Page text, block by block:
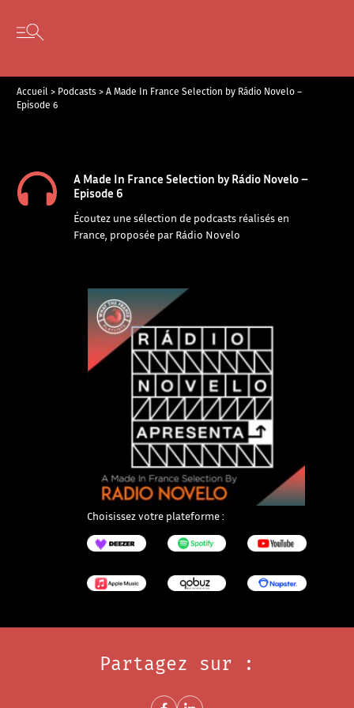
Skip to content
Open secondary menu
Accueil > Podcasts >A Made In France Selection by Rádio Novelo –
Episode 6
A Made In France Selection by Rádio Novelo –
Episode 6
Écoutez une sélection de podcasts réalisés en
France, proposée par Rádio Novelo
Choisissez votre plateforme :
DeezerNouvelle fenêtreSpotifyNouvelle fenêtreYouTubeNouvelle
Apple MusicNouvelle fenêtreQobuzNouvelle fenêtreNapsterNouvelle
Partagez sur :